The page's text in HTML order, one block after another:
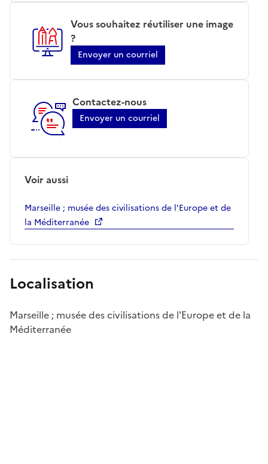
Vous souhaitez réutiliser une image
?
Envoyer un courriel
Contactez-nous
Envoyer un courriel
Voir aussi
Marseille ; musée des civilisations de l'Europe et de
la Méditerranée
Localisation
Marseille ; musée des civilisations de l'Europe et de la
Méditerranée